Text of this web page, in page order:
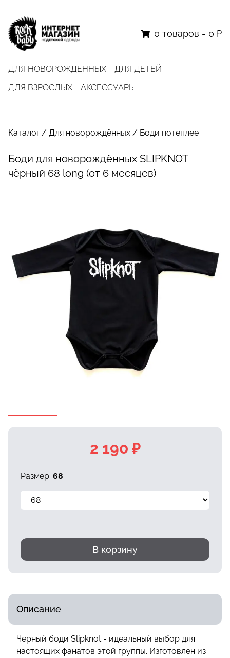
ДЛЯ НОВОРОЖДЁННЫХ
ДЛЯ ДЕТЕЙ
ДЛЯ ВЗРОСЛЫХ
АКСЕССУАРЫ
0 товаров - 0 ₽
Каталог/ Для новорождённых / Боди потеплее
Боди для новорождённых SLIPKNOT
чёрный 68 long (от 6 месяцев)
2 190 ₽
Размер: 68
В корзину
Описание
Черный боди Slipknot - идеальный выбор для
настоящих фанатов этой группы. Изготовлен из